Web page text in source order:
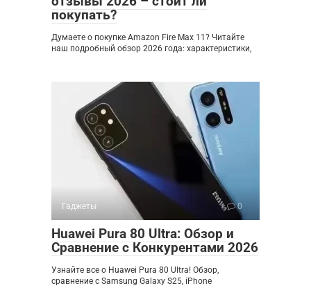
покупать?
Думаете о покупке Amazon Fire Max 11? Читайте
наш подробный обзор 2026 года: характеристики,
Гаджеты 0
Huawei Pura 80 Ultra: Обзор и
Сравнение с Конкурентами 2026
Узнайте все о Huawei Pura 80 Ultra! Обзор,
сравнение с Samsung Galaxy S25, iPhone